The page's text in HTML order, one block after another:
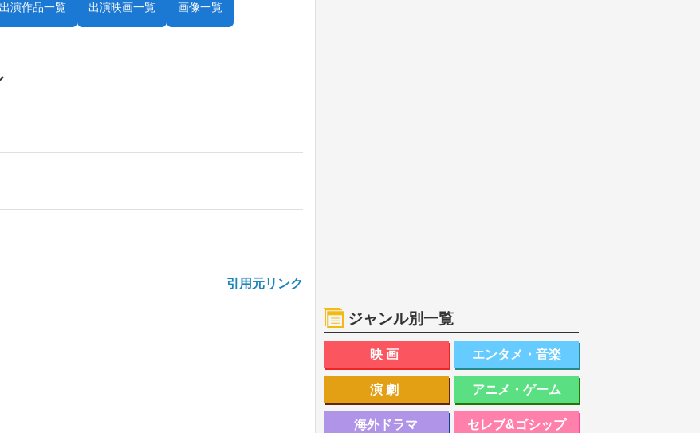
出演作品一覧 出演映画一覧 画像一覧
引用元リンク
ジャンル別一覧
映画 エンタメ・音楽
演劇 アニメ・ゲーム
海外ドラマ セレブ&ゴシップ